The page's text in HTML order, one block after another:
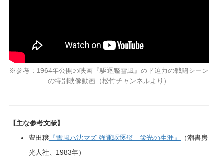
※参考：1964年公開の映画『駆逐艦雪風』のド迫力の戦闘シーン
の特別映像動画（松竹チャンネルより）
【主な参考文献】
豊田穣 『雪風ハ沈マズ 強運駆逐艦 栄光の生涯』
（潮書房
光人社、1983年）